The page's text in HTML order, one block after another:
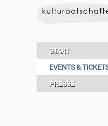
START
EVENTS &
PRESSE